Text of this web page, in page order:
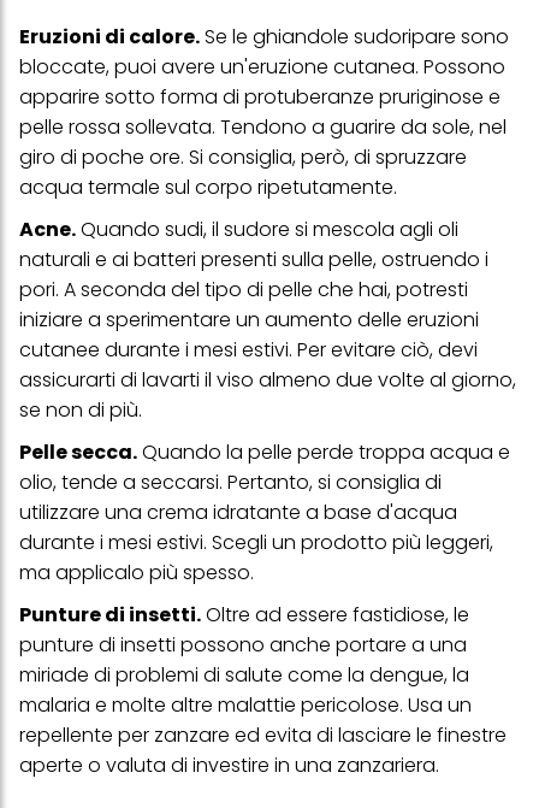
Eruzioni di calore.Se le ghiandole sudoripare sono
bloccate, puoi avere un'eruzione cutanea. Possono
apparire sotto forma di protuberanze pruriginose e
pelle rossa sollevata. Tendono a guarire da sole, nel
giro di poche ore. Si consiglia, però, di spruzzare
acqua termale sul corpo ripetutamente.
Acne.Quando sudi, il sudore si mescola agli oli
naturali e ai batteri presenti sulla pelle, ostruendo i
pori. A seconda del tipo di pelle che hai, potresti
iniziare a sperimentare un aumento delle eruzioni
cutanee durante i mesi estivi. Per evitare ciò, devi
assicurarti di lavarti il ​​viso almeno due volte al giorno,
se non di più.
Pelle secca.Quando la pelle perde troppa acqua e
olio, tende a seccarsi. Pertanto, si consiglia di
utilizzare una crema idratante a base d'acqua
durante i mesi estivi. Scegli un prodotto più leggeri,
ma applicalo più spesso.
Punture di insetti.Oltre ad essere fastidiose, le
punture di insetti possono anche portare a una
miriade di problemi di salute come la dengue, la
malaria e molte altre malattie pericolose. Usa un
repellente per zanzare ed evita di lasciare le finestre
aperte o valuta di investire in una zanzariera.